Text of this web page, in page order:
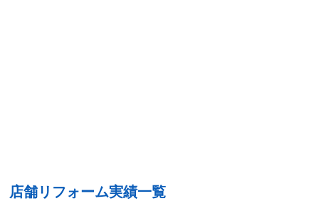
店舗リフォーム実績一覧